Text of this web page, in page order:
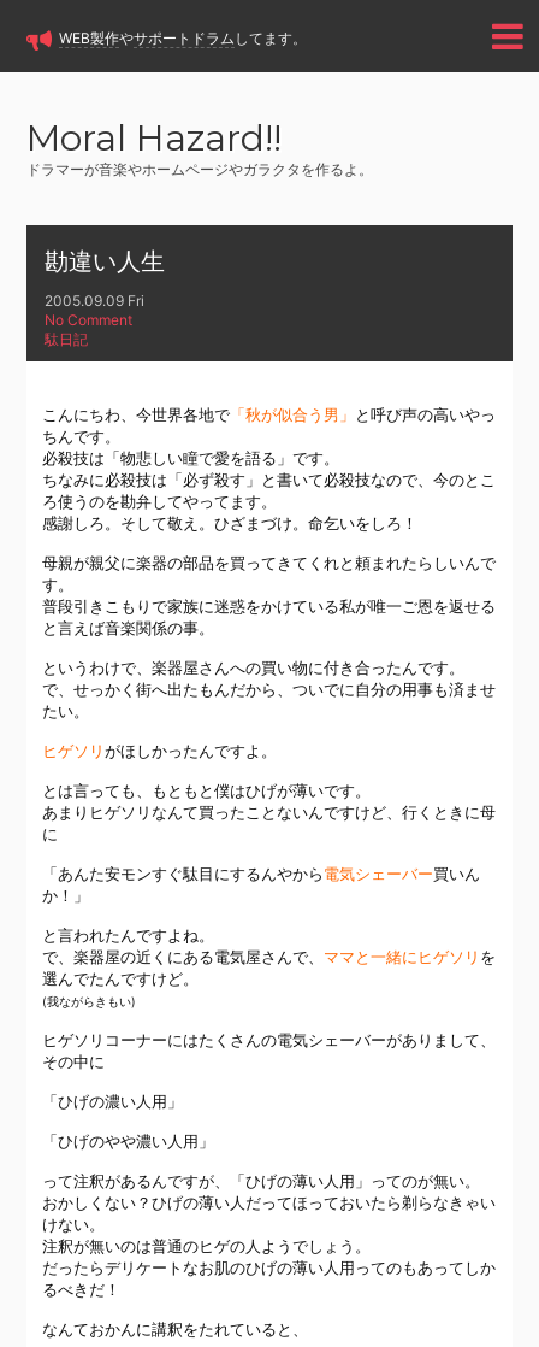
WEB製作やサポートドラム してます。
Moral Hazard!!
ドラマーが音楽やホームページやガラクタを作るよ。
勘違い人生
2005.09.09 Fri
No Comment
駄日記
こんにちわ、今世界各地で「秋が似合う男」 と呼び声の高いやっ
ちんです。
必殺技は「物悲しい瞳で愛を語る」です。
ちなみに必殺技は「必ず殺す」と書いて必殺技なので、今のとこ
ろ使うのを勘弁してやってます。
感謝しろ。そして敬え。ひざまづけ。命乞いをしろ！
母親が親父に楽器の部品を買ってきてくれと頼まれたらしいんで
す。
普段引きこもりで家族に迷惑をかけている私が唯一ご恩を返せる
と言えば音楽関係の事。
というわけで、楽器屋さんへの買い物に付き合ったんです。
で、せっかく街へ出たもんだから、ついでに自分の用事も済ませ
たい。
ヒゲソリがほしかったんですよ。
とは言っても、もともと僕はひげが薄いです。
あまりヒゲソリなんて買ったことないんですけど、行くときに母
に
「あんた安モンすぐ駄目にするんやから電気シェーバー買いん
か！」
と言われたんですよね。
で、楽器屋の近くにある電気屋さんで、 ママと一緒にヒゲソリ を
選んでたんですけど。
(我ながらきもい)
ヒゲソリコーナーにはたくさんの電気シェーバーがありまして、
その中に
「ひげの濃い人用」
「ひげのやや濃い人用」
って注釈があるんですが、「ひげの薄い人用」ってのが無い。
おかしくない？ひげの薄い人だってほっておいたら剃らなきゃい
けない。
注釈が無いのは普通のヒゲの人ようでしょう。
だったらデリケートなお肌のひげの薄い人用ってのもあってしか
るべきだ！
なんておかんに講釈をたれていると、